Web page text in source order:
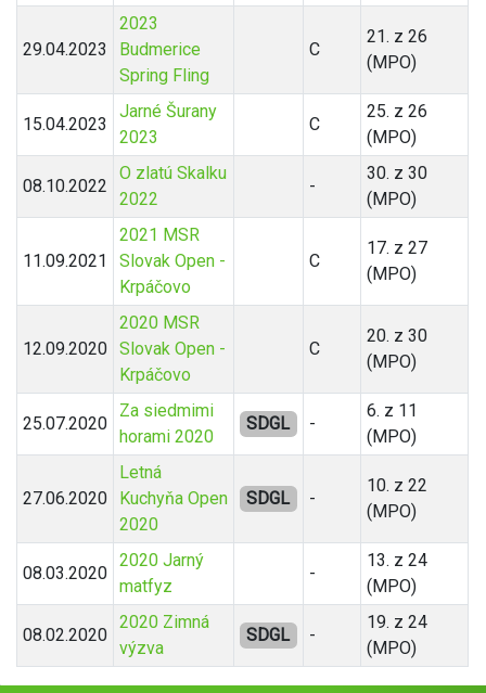
29.04.2023
2023
Budmerice
Spring Fling
C
21. z 26
(MPO)
15.04.2023
Jarné Šurany
2023
C
25. z 26
(MPO)
08.10.2022
O zlatú Skalku
2022
-
30. z 30
(MPO)
11.09.2021
2021 MSR
Slovak Open -
Krpáčovo
C
17. z 27
(MPO)
12.09.2020
2020 MSR
Slovak Open -
Krpáčovo
C
20. z 30
(MPO)
25.07.2020
Za siedmimi
horami 2020
SDGL -
6. z 11
(MPO)
27.06.2020
Letná
Kuchyňa Open
2020
SDGL -
10. z 22
(MPO)
08.03.2020
2020 Jarný
matfyz
-
13. z 24
(MPO)
08.02.2020
2020 Zimná
výzva
SDGL -
19. z 24
(MPO)